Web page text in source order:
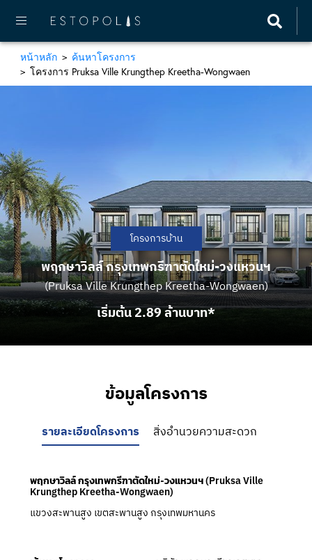
หน้าหลัก
ค้นหาโครงการ
โครงการ Pruksa Ville Krungthep Kreetha-Wongwaen
โครงการบ้าน
พฤกษาวิลล์ กรุงเทพกรีฑาตัดใหม่-วงแหวนฯ
(Pruksa Ville Krungthep Kreetha-Wongwaen)
เริ่มต้น 2.89 ล้านบาท*
ข้อมูลโครงการ
รายละเอียดโครงการ สิ่งอำนวยความสะดวก
พฤกษาวิลล์ กรุงเทพกรีฑาตัดใหม่-วงแหวนฯ (Pruksa Ville
Krungthep Kreetha-Wongwaen)
แขวงสะพานสูง เขตสะพานสูง กรุงเทพมหานคร